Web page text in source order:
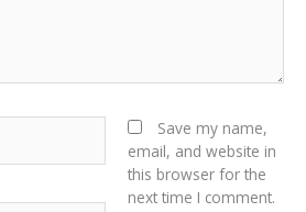
Save my name,
email, and website in
this browser for the
next time I comment.